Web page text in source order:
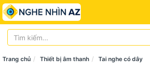
Trang chủ Thiết bị âm thanh Tai nghe có dây